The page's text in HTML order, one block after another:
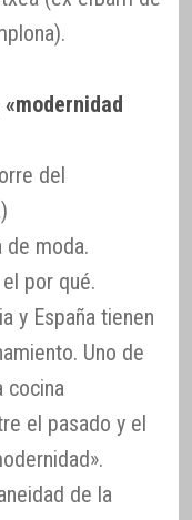
del
de moda.
por qué.
y España tienen
Uno de
cocina
el pasado y el
de la